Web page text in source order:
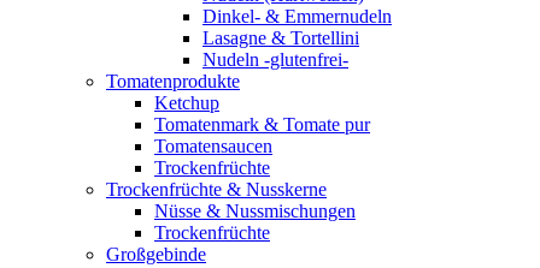
Dinkel- & Emmernudeln
Lasagne & Tortellini
Nudeln -glutenfrei-
Tomatenprodukte
Ketchup
Tomatenmark & Tomate pur
Tomatensaucen
Trockenfrüchte
Trockenfrüchte & Nusskerne
Nüsse & Nussmischungen
Trockenfrüchte
Großgebinde